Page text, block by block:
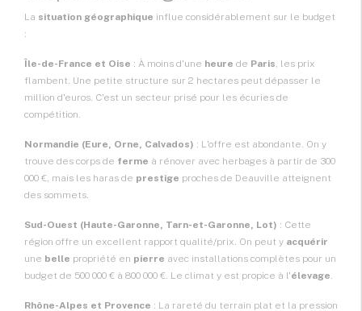
La situation géographique influe considérablement sur le budget
:
Île-de-France et Oise : À moins d'une heure de Paris, les prix
flambent. Une petite structure sur 2 hectares peut dépasser le
million d'euros. C'est un secteur prisé pour les écuries de
compétition.
Normandie (Eure, Orne, Calvados) : L'offre est abondante. On y
trouve des corps de ferme à rénover avec herbages à partir de 300
000 €, mais les haras de prestige proches de Deauville atteignent
des sommets.
Sud-Ouest (Haute-Garonne, Tarn-et-Garonne, Lot) : Cette
région offre un excellent rapport qualité/prix. On peut y acquérir
une belle propriété en pierre avec installations complètes pour un
budget de 500 000 € à 800 000 €. Le climat y est propice à l'élevage.
Rhône-Alpes et Provence : La rareté du terrain plat et la pression